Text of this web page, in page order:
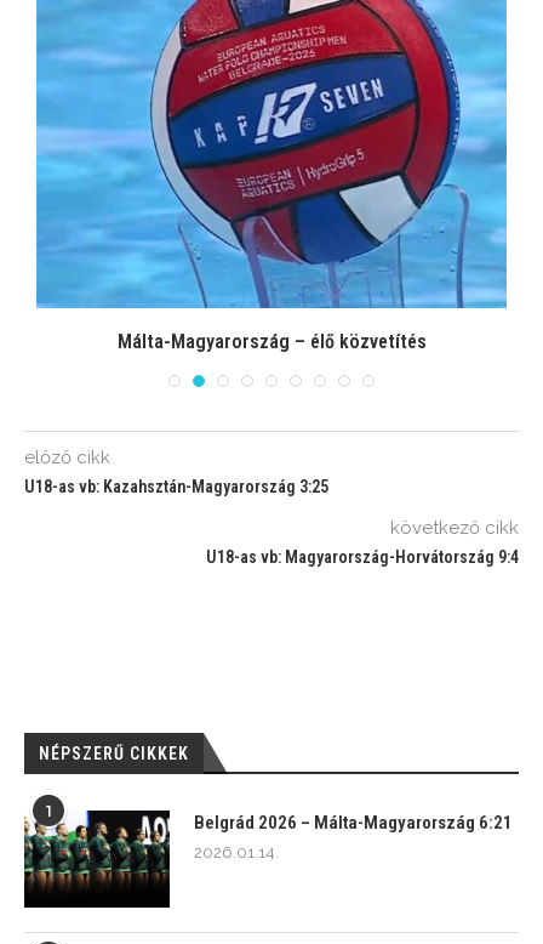
Málta-Magyarország – élő közvetítés
előző cikk
U18-as vb: Kazahsztán-Magyarország 3:25
következő cikk
U18-as vb: Magyarország-Horvátország 9:4
NÉPSZERŰ CIKKEK
1
Belgrád 2026 – Málta-Magyarország 6:21
2026.01.14.